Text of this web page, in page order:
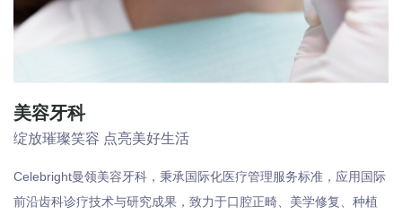
美容牙科
绽放璀璨笑容 点亮美好生活
Celebright曼领美容牙科，秉承国际化医疗管理服务标准，应用国际
前沿齿科诊疗技术与研究成果，致力于口腔正畸、美学修复、种植